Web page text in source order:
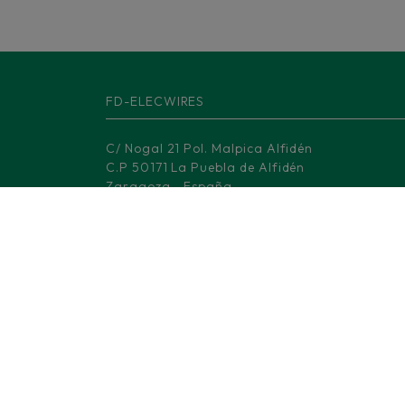
FD-ELECWIRES
C/ Nogal 21 Pol. Malpica Alfidén
C.P 50171 La Puebla de Alfidén
Zaragoza - España